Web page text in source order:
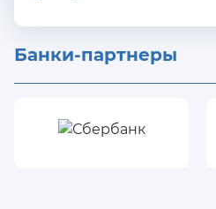
Банки-партнеры